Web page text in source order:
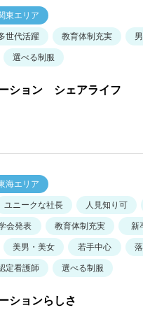
東エリア
世代活躍 教育体制充実
選べる制服
ション シェアライフ
海エリア
ユニークな社長 人見知り可
会発表 教育体制充実 新
美男・美女 若手中心
定看護師 選べる制服
ションらしさ